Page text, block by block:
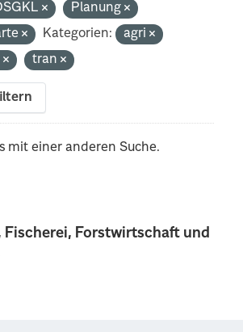
Forstwirtschaft und
Planung
Kategorien:
agri
tran
mit einer anderen Suche.